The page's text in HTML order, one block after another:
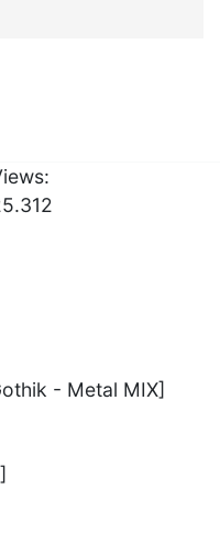
- Metal MIX]